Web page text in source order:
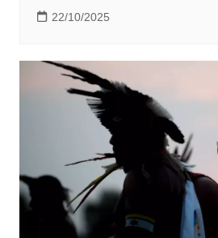
22/10/2025